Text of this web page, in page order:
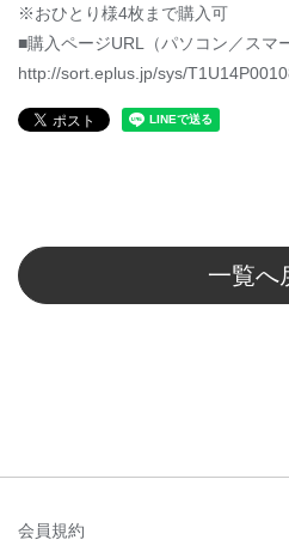
※おひとり様4枚まで購入可
■購入ページURL（パソコン／スマ
http://sort.eplus.jp/sys/
一覧へ
会員規約